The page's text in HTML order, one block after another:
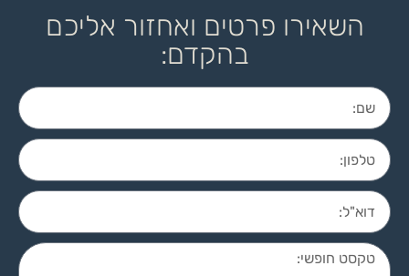
השאירו פרטים ואחזור אליכם
בהקדם: